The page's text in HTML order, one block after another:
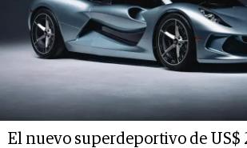
El nuevo superdeportivo de US$